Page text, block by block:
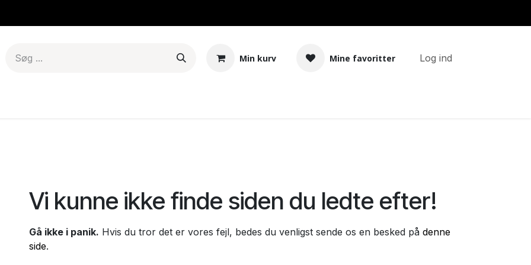
Min kurv Mine favoritter Log ind
Fejl 404
Vi kunne ikke finde siden du ledte efter!
Gå ikke i panik. Hvis du tror det er vores fejl, bedes du venligst sende os en besked på denne
side.